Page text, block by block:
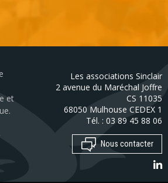
et
Les associations Sinclair
2 avenue du Maréchal Joffre
CS 11035
68050 Mulhouse CEDEX 1
Tél. : 03 89 45 88 06
Nous contacter